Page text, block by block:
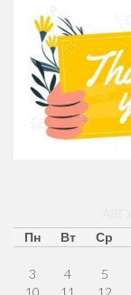
Пн
Вт Ср
3
4 5
10
11 12